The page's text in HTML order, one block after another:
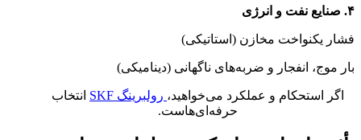
۴. صنایع نفت و انرژی
فشار یکنواخت مخازن (استاتیکی)
بار موج، انفجار و ضربه‌های ناگهانی (دینامیکی)
اگر استحکام و عملکرد می‌خواهید، رولبرینگ SKF
انتخاب
حرفه‌ای‌هاست.